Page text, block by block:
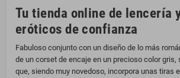
Tu tienda online de lencería
eróticos de confianza
Fabuloso conjunto con un diseño de lo más
de un corset de encaje en un precioso color
que, siendo muy novedoso, incorpora unas tiras